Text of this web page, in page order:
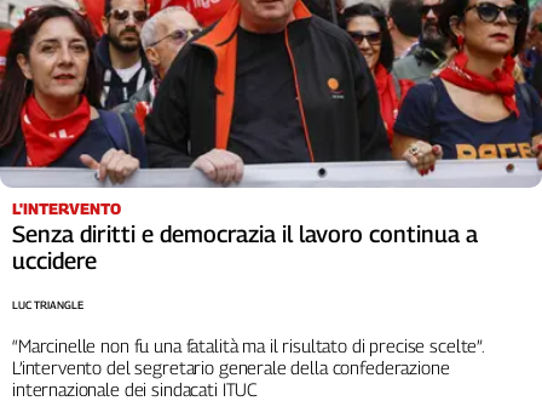
Cerca
Contatti
La
redazione
Newsletter
Social
L'INTERVENTO
Senza diritti e democrazia il lavoro continua a
uccidere
“Marcinelle non fu una fatalità ma il risultato di precise scelte”.
L’intervento del segretario generale della confederazione
internazionale dei sindacati ITUC
LUC TRIANGLE